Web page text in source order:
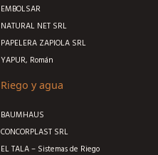
EMBOLSAR
NATURAL NET SRL
PAPELERA ZAPIOLA SRL
YAPUR, Román
Riego y agua
BAUMHAUS
CONCORPLAST SRL
EL TALA – Sistemas de Riego